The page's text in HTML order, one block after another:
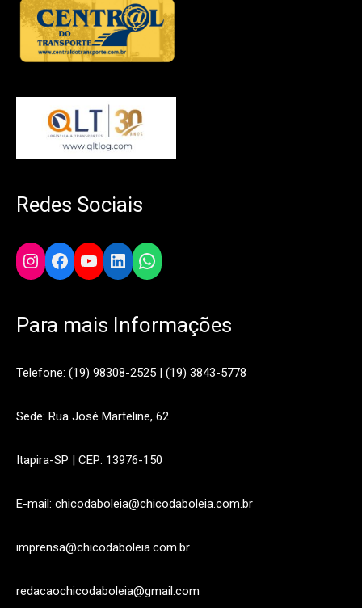
Redes Sociais
Instagram
Facebook
YouTube
LinkedIn
WhatsApp
Para mais Informações
Telefone: (19) 98308-2525 | (19) 3843-5778
Sede: Rua José Marteline, 62.
Itapira-SP | CEP: 13976-150
E-mail: chicodaboleia@chicodaboleia.com.br
imprensa@chicodaboleia.com.br
redacaochicodaboleia@gmail.com